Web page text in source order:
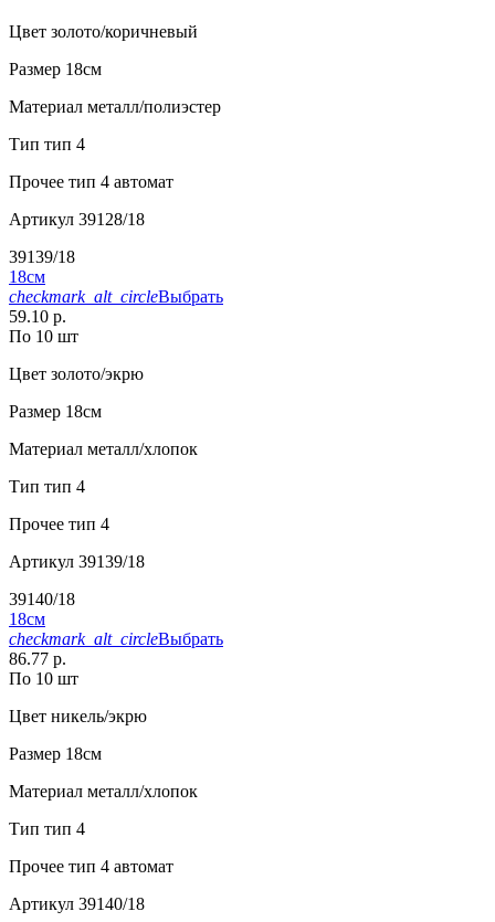
Цвет золото/коричневый
Размер 18см
Материал металл/полиэстер
Тип тип 4
Прочее тип 4 автомат
Артикул 39128/18
39139/18
18см
checkmark_alt_circleВыбрать
59.10 р.
По 10 шт
Цвет золото/экрю
Размер 18см
Материал металл/хлопок
Тип тип 4
Прочее тип 4
Артикул 39139/18
39140/18
18см
checkmark_alt_circleВыбрать
86.77 р.
По 10 шт
Цвет никель/экрю
Размер 18см
Материал металл/хлопок
Тип тип 4
Прочее тип 4 автомат
Артикул 39140/18